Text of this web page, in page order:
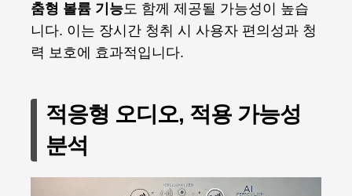
춤형 볼륨 기능도 함께 제공될 가능성이 높습
니다. 이는 장시간 청취 시 사용자 편의성과 청
력 보호에 효과적입니다.
적응형 오디오, 적용 가능성
분석